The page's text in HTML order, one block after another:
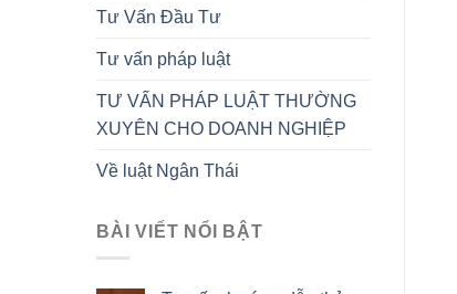
Tư Vấn Đầu Tư
Tư vấn pháp luật
TƯ VẤN PHÁP LUẬT THƯỜNG
XUYÊN CHO DOANH NGHIỆP
Về luật Ngân Thái
BÀI VIẾT NỔI BẬT